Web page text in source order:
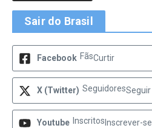
Sair do Brasil
Facebook FãsCurtir
X (Twitter) SeguidoresSeguir
Youtube Inscritos Inscrever-se